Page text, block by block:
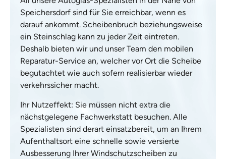
Speichersdorf sind für Sie erreichbar, wenn es
darauf ankommt. Scheibenbruch beziehungsweise
ein Steinschlag kann zu jeder Zeit eintreten.
Deshalb bieten wir und unser Team den mobilen
Reparatur-Service an, welcher vor Ort die Scheibe
begutachtet wie auch sofern realisierbar wieder
verkehrssicher macht.
Ihr Nutzeffekt: Sie müssen nicht extra die
nächstgelegene Fachwerkstatt besuchen. Alle
Spezialisten sind derart einsatzbereit, um an Ihrem
Aufenthaltsort eine schnelle sowie versierte
Ausbesserung Ihrer Windschutzscheiben zu